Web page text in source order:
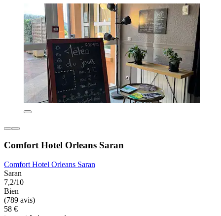
Comfort Hotel Orleans Saran
Comfort Hotel Orleans Saran
Saran
7,2/10
Bien
(789 avis)
58 €